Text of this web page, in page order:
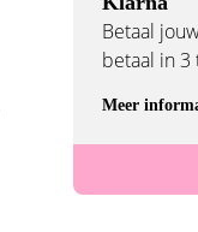
Betaal
betaal in
Meer